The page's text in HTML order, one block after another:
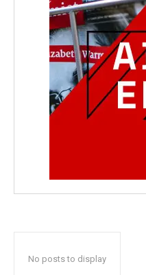
No posts to display